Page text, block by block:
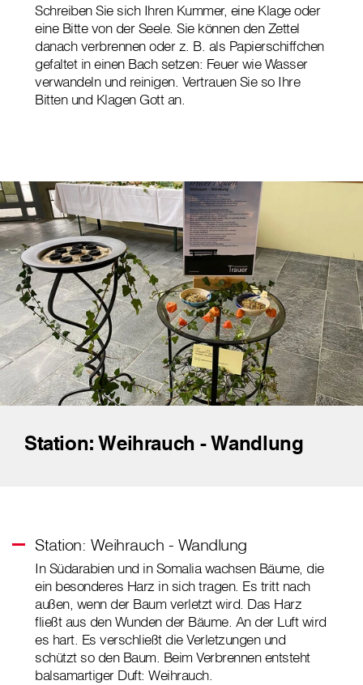
Schreiben Sie sich Ihren Kummer, eine Klage oder
eine Bitte von der Seele. Sie können den Zettel
danach verbrennen oder z. B. als Papierschiffchen
gefaltet in einen Bach setzen: Feuer wie Wasser
verwandeln und reinigen. Vertrauen Sie so Ihre
Bitten und Klagen Gott an.
Station: Weihrauch - Wandlung
Station: Weihrauch - Wandlung
In Südarabien und in Somalia wachsen Bäume, die
ein besonderes Harz in sich tragen. Es tritt nach
außen, wenn der Baum verletzt wird. Das Harz
fließt aus den Wunden der Bäume. An der Luft wird
es hart. Es verschließt die Verletzungen und
schützt so den Baum. Beim Verbrennen entsteht
balsamartiger Duft: Weihrauch.